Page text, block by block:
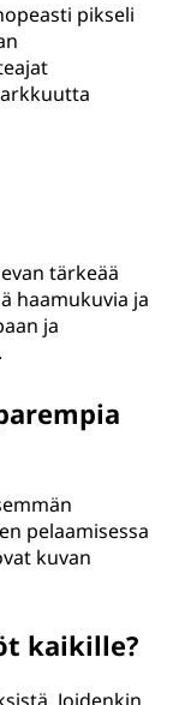
pikseli
tärkeää
haamukuvia ja
ja
pelaamisessa
kuvan
kaikille?